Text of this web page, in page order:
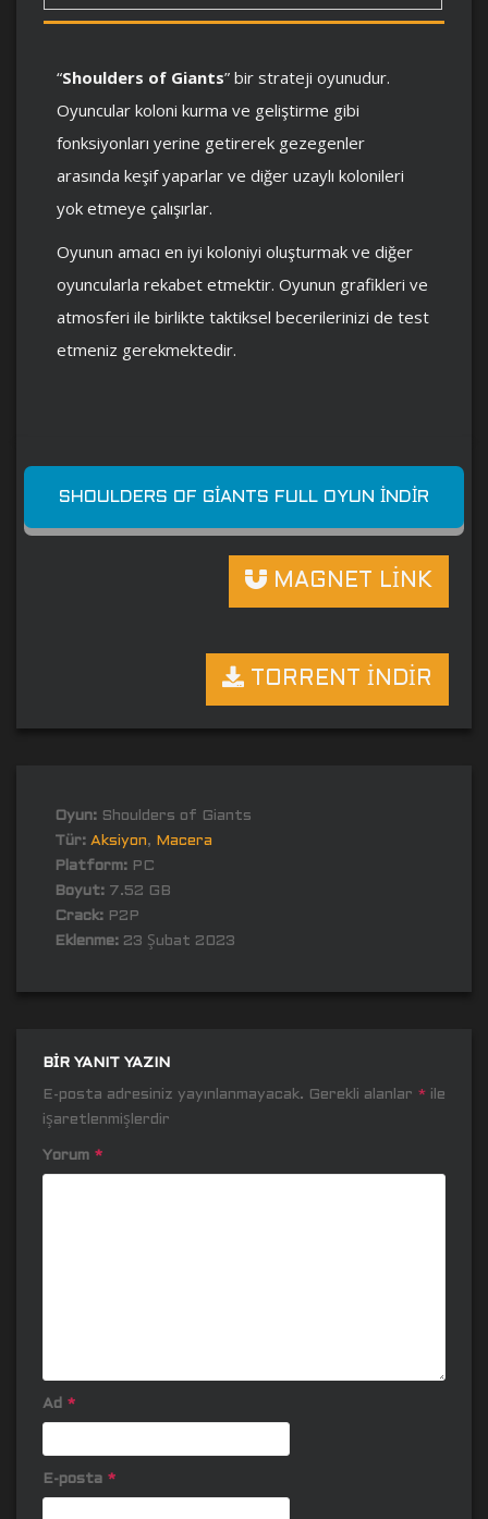
“Shoulders of Giants” bir strateji oyunudur.
Oyuncular koloni kurma ve geliştirme gibi
fonksiyonları yerine getirerek gezegenler
arasında keşif yaparlar ve diğer uzaylı kolonileri
yok etmeye çalışırlar.
Oyunun amacı en iyi koloniyi oluşturmak ve diğer
oyuncularla rekabet etmektir. Oyunun grafikleri ve
atmosferi ile birlikte taktiksel becerilerinizi de test
etmeniz gerekmektedir.
SHOULDERS OF GIANTS FULL OYUN İNDIR
MAGNET LİNK
TORRENT İNDİR
Oyun: Shoulders of Giants
Tür: Aksiyon,
Macera
Platform: PC
Boyut: 7.52 GB
Crack: P2P
Eklenme: 23 Şubat 2023
BIR YANIT YAZIN
E-posta adresiniz yayınlanmayacak. Gerekli alanlar * ile
işaretlenmişlerdir
Yorum *
Ad *
E-posta *